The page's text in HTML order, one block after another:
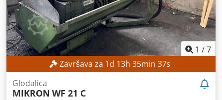
1 /7
Završava za 1d 13h 35min 34s
Glodalica
MIKRON WF 21 C